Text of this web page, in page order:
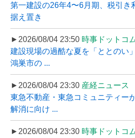
第一建設の26年4〜6月期、税引き
据え置き
►2026/08/04 23:50 時事ドットコ
建設現場の過酷な夏を「ととのい
鴻巣市の ...
►2026/08/04 23:30 産経ニュース
東急不動産・東急コミュニティー
解消に向け ...
►2026/08/04 23:30 時事ドットコ